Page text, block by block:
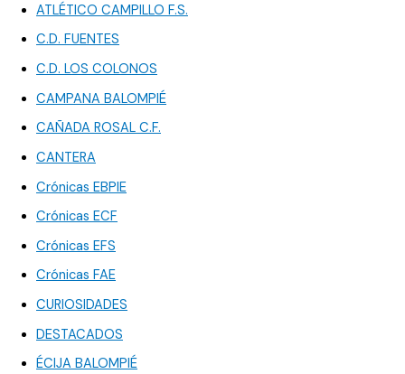
ATLÉTICO CAMPILLO F.S.
C.D. FUENTES
C.D. LOS COLONOS
CAMPANA BALOMPIÉ
CAÑADA ROSAL C.F.
CANTERA
Crónicas EBPIE
Crónicas ECF
Crónicas EFS
Crónicas FAE
CURIOSIDADES
DESTACADOS
ÉCIJA BALOMPIÉ